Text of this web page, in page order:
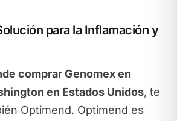
para la Inflamación y
comprar Genomex en
en Estados Unidos, te
Optimend. Optimend es